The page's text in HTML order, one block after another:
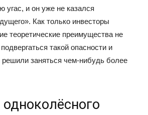
угас, и он уже не казался
Как только инвесторы
теоретические преимущества не
такой опасности и
решили заняться чем-нибудь более